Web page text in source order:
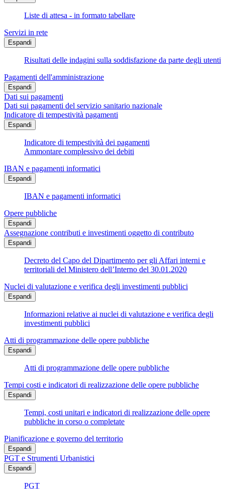
Liste di attesa - in formato tabellare
Servizi in rete
Espandi
Risultati delle indagini sulla soddisfazione da parte degli utenti
Pagamenti dell'amministrazione
Espandi
Dati sui pagamenti
Dati sui pagamenti del servizio sanitario nazionale
Indicatore di tempestività pagamenti
Espandi
Indicatore di tempestività dei pagamenti
Ammontare complessivo dei debiti
IBAN e pagamenti informatici
Espandi
IBAN e pagamenti informatici
Opere pubbliche
Espandi
Assegnazione contributi e investimenti oggetto di contributo
Espandi
Decreto del Capo del Dipartimento per gli Affari interni e
territoriali del Ministero dell’Interno del 30.01.2020
Nuclei di valutazione e verifica degli investimenti pubblici
Espandi
Informazioni relative ai nuclei di valutazione e verifica degli
investimenti pubblici
Atti di programmazione delle opere pubbliche
Espandi
Atti di programmazione delle opere pubbliche
Tempi costi e indicatori di realizzazione delle opere pubbliche
Espandi
Tempi, costi unitari e indicatori di realizzazione delle opere
pubbliche in corso o completate
Pianificazione e governo del territorio
Espandi
PGT e Strumenti Urbanistici
Espandi
PGT